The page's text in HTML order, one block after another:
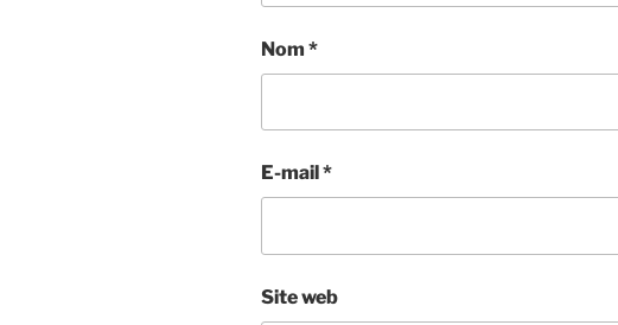
Nom *
E-mail *
Site web